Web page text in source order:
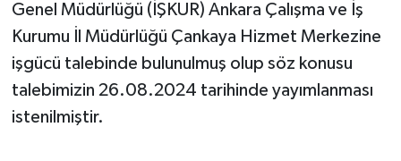
Genel Müdürlüğü (İŞKUR) Ankara Çalışma ve İş
Kurumu İl Müdürlüğü Çankaya Hizmet Merkezine
işgücü talebinde bulunulmuş olup söz konusu
talebimizin 26.08.2024 tarihinde yayımlanması
istenilmiştir.